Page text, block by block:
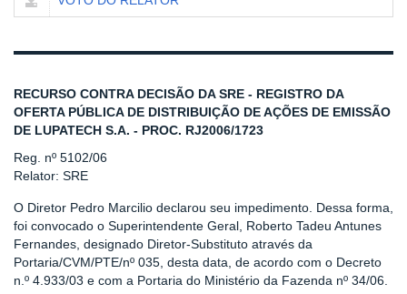
RECURSO CONTRA DECISÃO DA SRE - REGISTRO DA
OFERTA PÚBLICA DE DISTRIBUIÇÃO DE AÇÕES DE EMISSÃO
DE LUPATECH S.A. - PROC. RJ2006/1723
Reg. nº 5102/06
Relator: SRE
O Diretor Pedro Marcilio declarou seu impedimento. Dessa forma,
foi convocado o Superintendente Geral, Roberto Tadeu Antunes
Fernandes, designado Diretor-Substituto através da
Portaria/CVM/PTE/nº 035, desta data, de acordo com o Decreto
n.º 4.933/03 e com a Portaria do Ministério da Fazenda nº 34/06.